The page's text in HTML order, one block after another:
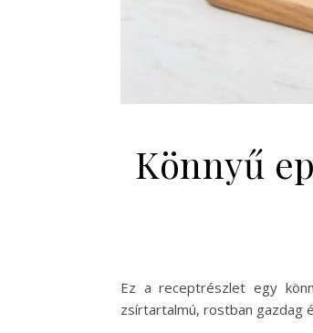
Könnyű
Ez a receptrészlet egy
zsírtartalmú, rostban gazdag